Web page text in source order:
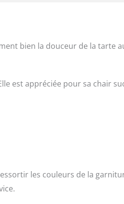
bien la douceur de la tarte
est appréciée pour sa chair
les couleurs de la